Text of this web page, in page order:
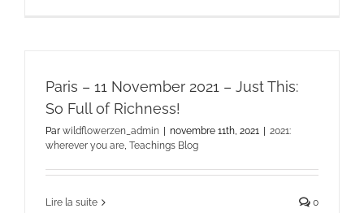
Paris – 11 November 2021 – Just This:
So Full of Richness!
Par wildflowerzen_admin | novembre 11th, 2021 | 2021:
wherever you are Teachings Blog
Lire la suite 0